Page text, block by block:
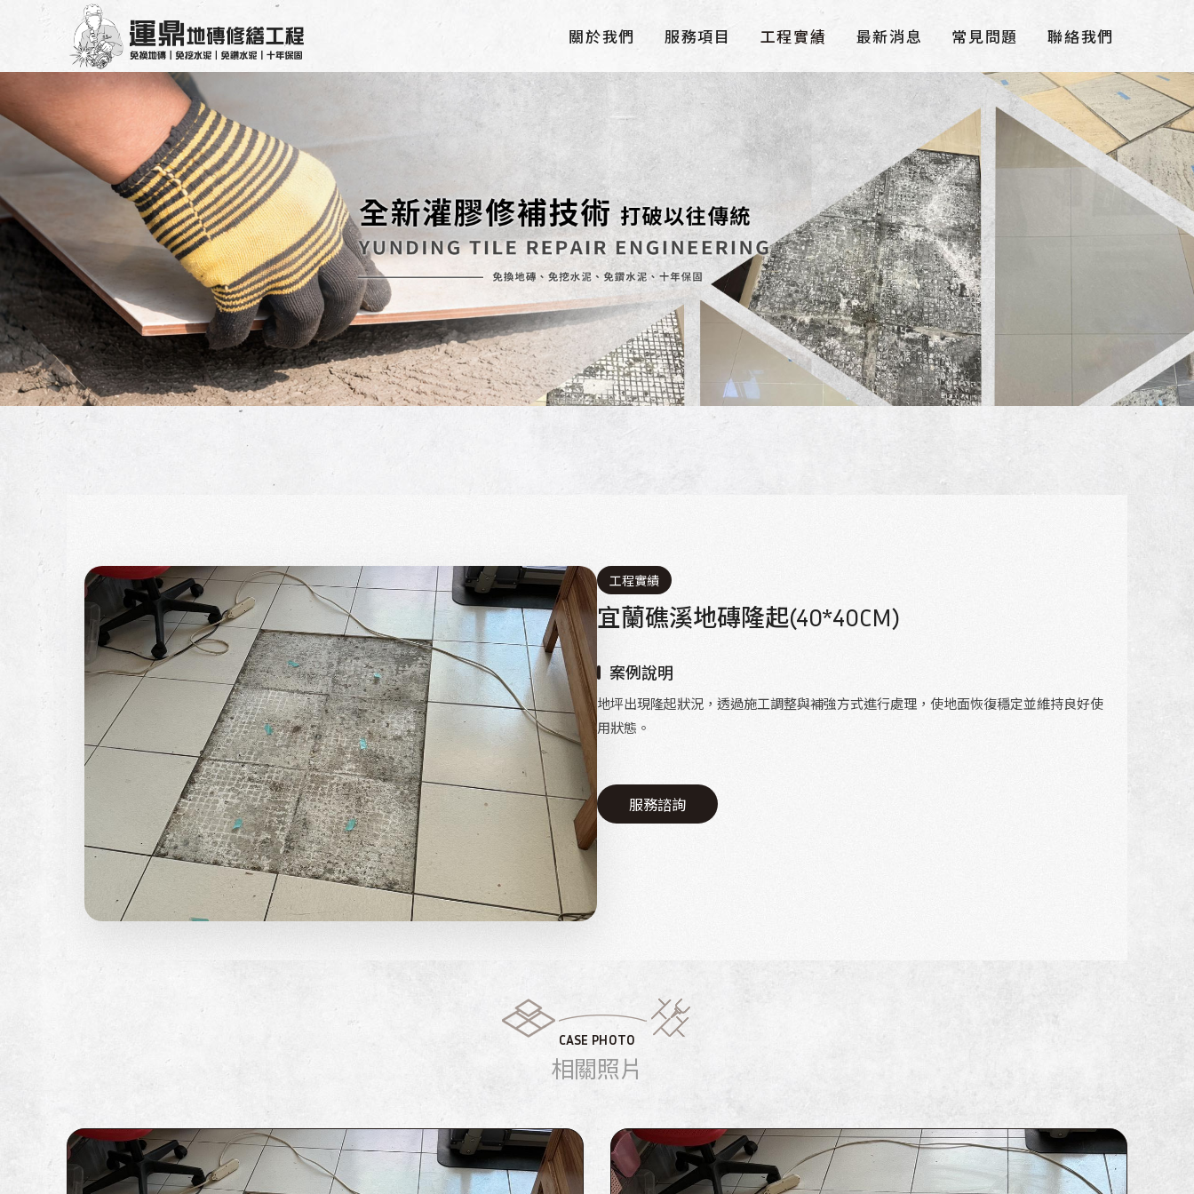
關於我們 服務項目 工程實績 最新消息 常見問題 聯絡我們
工程實績
宜蘭礁溪地磚隆起(40*40CM)
案例說明
地坪出現隆起狀況，透過施工調整與補強方式進行處理，使地面恢復穩定並維持良好使
用狀態。
服務諮詢
CASE PHOTO
相關照片